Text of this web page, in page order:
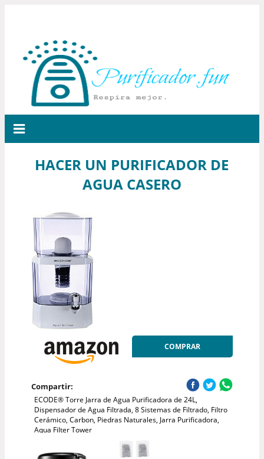
HACER UN PURIFICADOR DE
AGUA CASERO
COMPRAR
Compartir:
ECODE® Torre Jarra de Agua Purificadora de 24L,
Dispensador de Agua Filtrada, 8 Sistemas de Filtrado, Filtro
Cerámico, Carbon, Piedras Naturales, Jarra Purificadora,
Aqua Filter Tower